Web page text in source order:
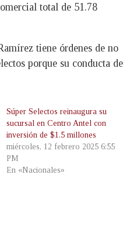
total de 51.78
tiene órdenes de no
porque su conducta de
Súper Selectos reinaugura su
sucursal en Centro Antel con
inversión de $1.5 millones
miércoles, 12 febrero 2025 6:55
PM
En «Nacionales»